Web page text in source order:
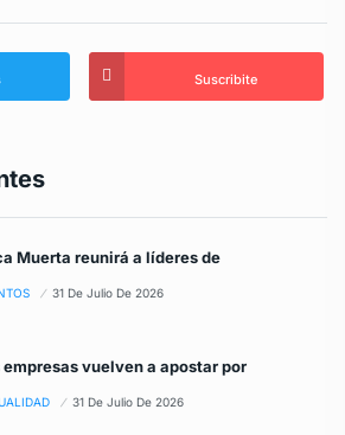
Suscribite
Muerta reunirá a líderes de
31 De Julio De 2026
empresas vuelven a apostar por
31 De Julio De 2026